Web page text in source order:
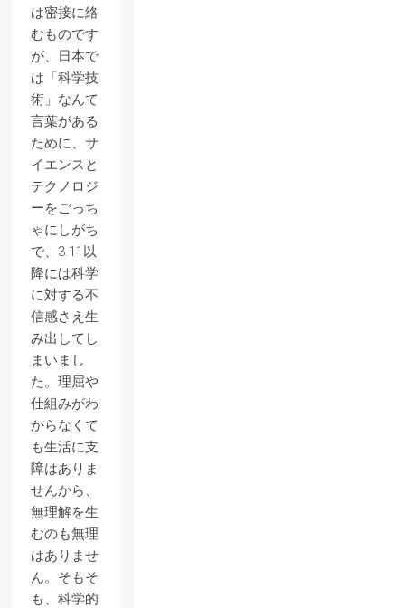
は密接に絡
むものです
が、日本で
は「科学技
術」なんて
言葉がある
ために、サ
イエンスと
テクノロジ
ーをごっち
ゃにしがち
で、3.11以
降には科学
に対する不
信感さえ生
み出してし
まいまし
た。理屈や
仕組みがわ
からなくて
も生活に支
障はありま
せんから、
無理解を生
むのも無理
はありませ
ん。そもそ
も、科学的